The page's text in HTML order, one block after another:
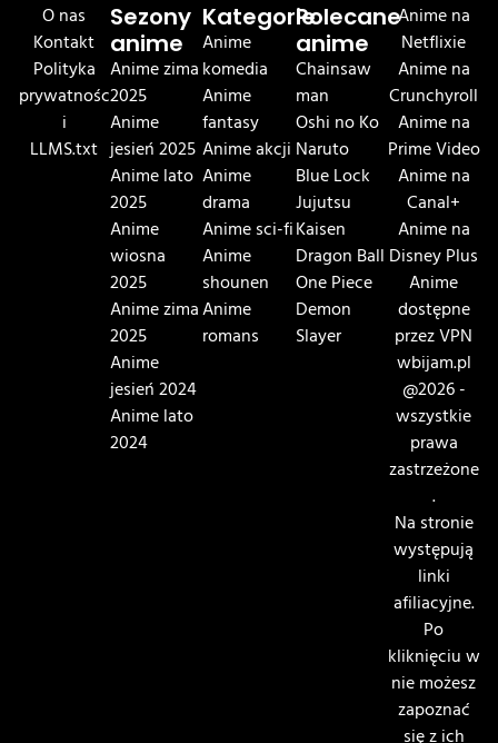
O nas
Kontakt
Polityka
prywatnośc
i
LLMS.txt
Sezony
anime
Anime zima
2025
Anime
jesień 2025
Anime lato
2025
Anime
wiosna
2025
Anime zima
2025
Anime
jesień 2024
Anime lato
2024
Kategorie
Anime
komedia
Anime
fantasy
Anime akcji
Anime
drama
Anime sci-fi
Anime
shounen
Anime
romans
Polecane
anime
Chainsaw
man
Oshi no Ko
Naruto
Blue Lock
Jujutsu
Kaisen
Dragon Ball
One Piece
Demon
Slayer
Anime na
Netflixie
Anime na
Crunchyroll
Anime na
Prime Video
Anime na
Canal+
Anime na
Disney Plus
Anime
dostępne
przez VPN
wbijam.pl
@2026 -
wszystkie
prawa
zastrzeżone
.
Na stronie
występują
linki
afiliacyjne.
Po
kliknięciu w
nie możesz
zapoznać